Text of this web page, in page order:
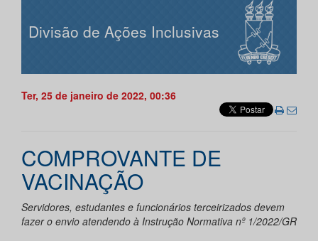
Divisão de Ações Inclusivas
Ter, 25 de janeiro de 2022, 00:36
COMPROVANTE DE
VACINAÇÃO
Servidores, estudantes e funcionários terceirizados devem
fazer o envio atendendo à Instrução Normativa nº 1/2022/GR